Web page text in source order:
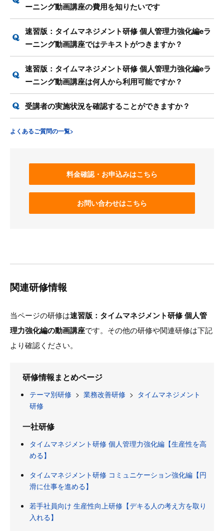
ーニング動画講座の費用を知りたいです
速習版：タイムマネジメント研修 個人管理力強化編eラ
ーニング動画講座ではテキストがつきますか？
速習版：タイムマネジメント研修 個人管理力強化編eラ
ーニング動画講座は何人から利用可能ですか？
受講者の実施状況を確認することができますか？
よくあるご質問の一覧>
料金確認・お申込みはこちら
お問い合わせはこちら
関連研修情報
当ページの研修は速習版：タイムマネジメント研修 個人管
理力強化編の動画講座です。その他の研修や関連研修は下記
より確認ください。
研修情報まとめページ
テーマ別研修 > 業務改善研修 > タイムマネジメント
研修
一社研修
タイムマネジメント研修 個人管理力強化編【生産性を高
める】
タイムマネジメント研修 コミュニケーション強化編【円
滑に仕事を進める】
若手社員向け 生産性向上研修【デキる人の考え方を取り
入れる】